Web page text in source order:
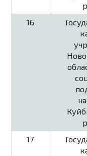
16
17